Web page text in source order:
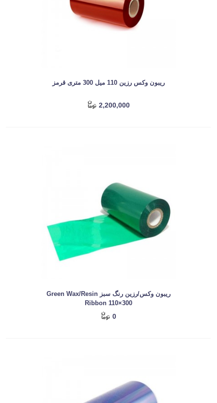
ریبون وکس رزین 110 میل 300 متری قرمز
2,200,000
ریبون وکس/رزین رنگ سبز Green Wax/Resin
Ribbon 110×300
0